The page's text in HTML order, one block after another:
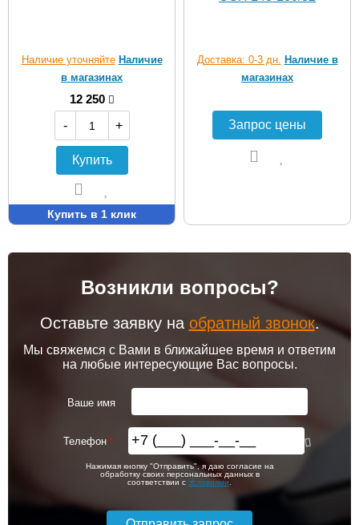
Наличие уточняйте Наличие
в магазинах
12 250
-
+
Купить
Купить в 1 клик
Доставка: 0-3 дн. Наличие в
магазинах
Возникли вопросы?
Оставьте заявку на обратный звонок.
Мы свяжемся с Вами в ближайшее время и ответим
на любые интересующие Вас вопросы.
Ваше имя
Телефон
Нажимая кнопку "Отправить", я даю согласие на
обработку своих персональных данных в
соответствии с Условиями